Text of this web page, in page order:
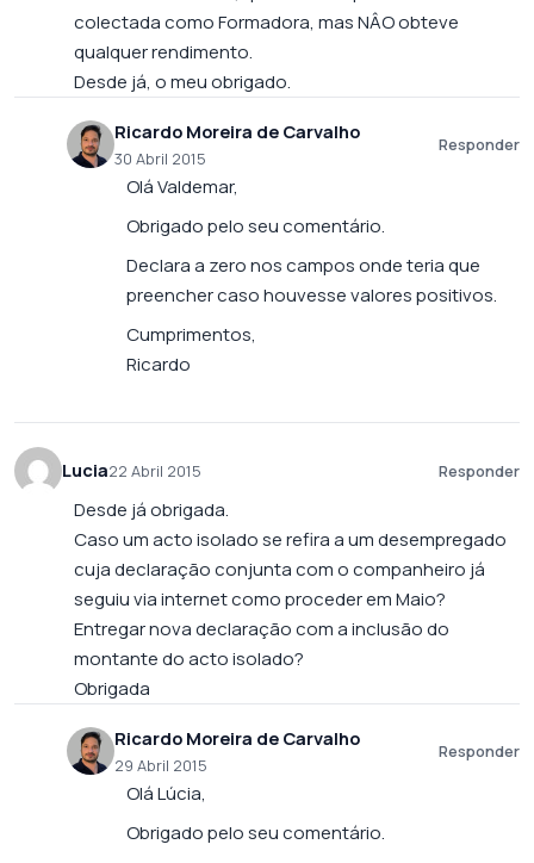
colectada como Formadora, mas NÂO obteve
qualquer rendimento.
Desde já, o meu obrigado.
Ricardo Moreira de Carvalho
30 Abril 2015
Responder
Olá Valdemar,
Obrigado pelo seu comentário.
Declara a zero nos campos onde teria que
preencher caso houvesse valores positivos.
Cumprimentos,
Ricardo
Lucia22 Abril 2015 Responder
Desde já obrigada.
Caso um acto isolado se refira a um desempregado
cuja declaração conjunta com o companheiro já
seguiu via internet como proceder em Maio?
Entregar nova declaração com a inclusão do
montante do acto isolado?
Obrigada
Ricardo Moreira de Carvalho
29 Abril 2015
Responder
Olá Lúcia,
Obrigado pelo seu comentário.